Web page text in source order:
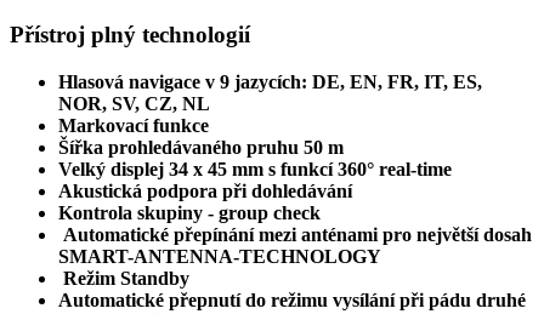
Přístroj plný technologií
Hlasová navigace v 9 jazycích: DE, EN, FR, IT, ES,
NOR, SV, CZ, NL
Markovací funkce
Šířka prohledávaného pruhu 50 m
Velký displej 34 x 45 mm s funkcí 360° real-time
Akustická podpora při dohledávání
Kontrola skupiny - group check
Automatické přepínání mezi anténami pro největší dosah
SMART-ANTENNA-TECHNOLOGY
Režim Standby
Automatické přepnutí do režimu vysílání při pádu druhé